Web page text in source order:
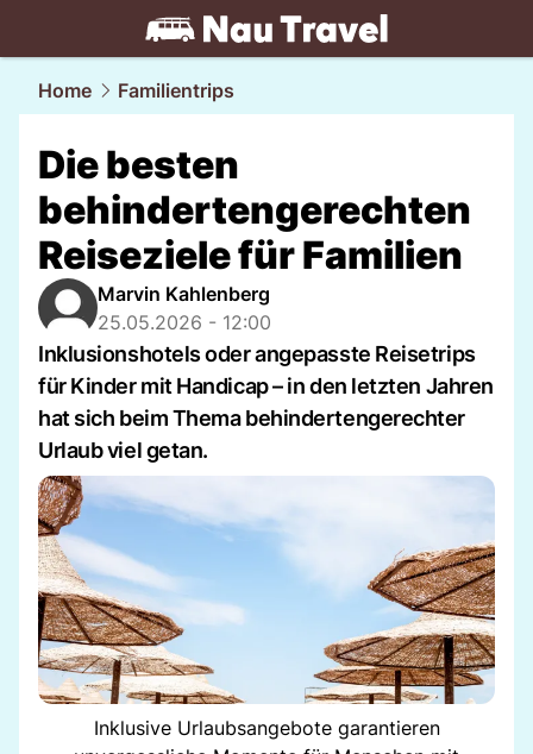
travel.NAU.ch
Home Familientrips
Die besten
behindertengerechten
Reiseziele für Familien
Marvin Kahlenberg
25.05.2026 - 12:00
Inklusionshotels oder angepasste Reisetrips
für Kinder mit Handicap – in den letzten Jahren
hat sich beim Thema behindertengerechter
Urlaub viel getan.
Inklusive Urlaubsangebote garantieren